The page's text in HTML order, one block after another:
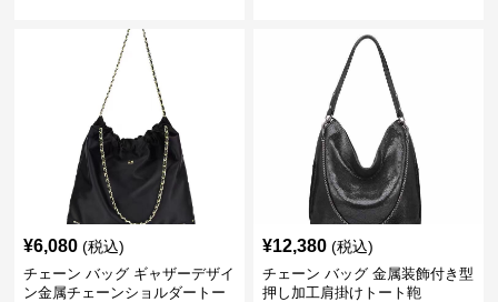
¥6,080 (税込)
チェーン バッグ ギャザーデザイ
ン金属チェーンショルダートー
¥12,380 (税込)
チェーン バッグ 金属装飾付き型
押し加工肩掛けトート鞄